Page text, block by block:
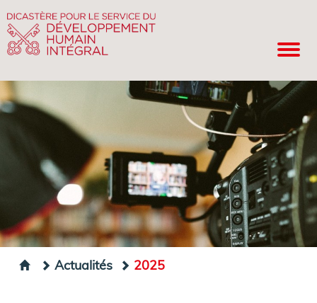
Actualités 2025